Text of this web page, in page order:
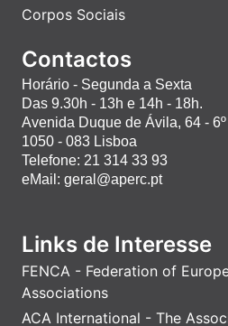
Corpos Sociais
Contactos
Horário - Segunda a Sexta
Das 9.30h - 13h e 14h - 18h.
Avenida Duque de Ávila, 64 -
1050 - 083 Lisboa
Telefone: 21 314 33 93
eMail: geral@aperc.pt
Links de Interesse
FENCA - Federation of
Associations
ACA International - The